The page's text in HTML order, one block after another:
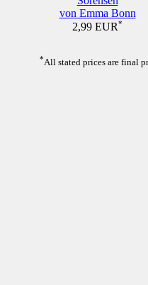
von Emma Bonn
2,99 EUR*
*All stated prices are final